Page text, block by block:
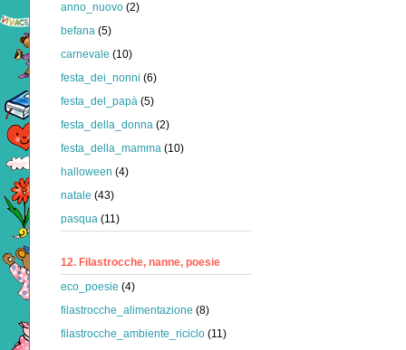
anno_nuovo (2)
befana (5)
carnevale (10)
festa_dei_nonni (6)
festa_del_papà (5)
festa_della_donna (2)
festa_della_mamma (10)
halloween (4)
natale (43)
pasqua (11)
12. Filastrocche, nanne, poesie
eco_poesie (4)
filastrocche_alimentazione (8)
filastrocche_ambiente_riciclo (11)